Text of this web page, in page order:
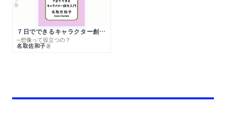
７日でできるキャラクター創作入門
─想像って役立つの？
名取佐和子著